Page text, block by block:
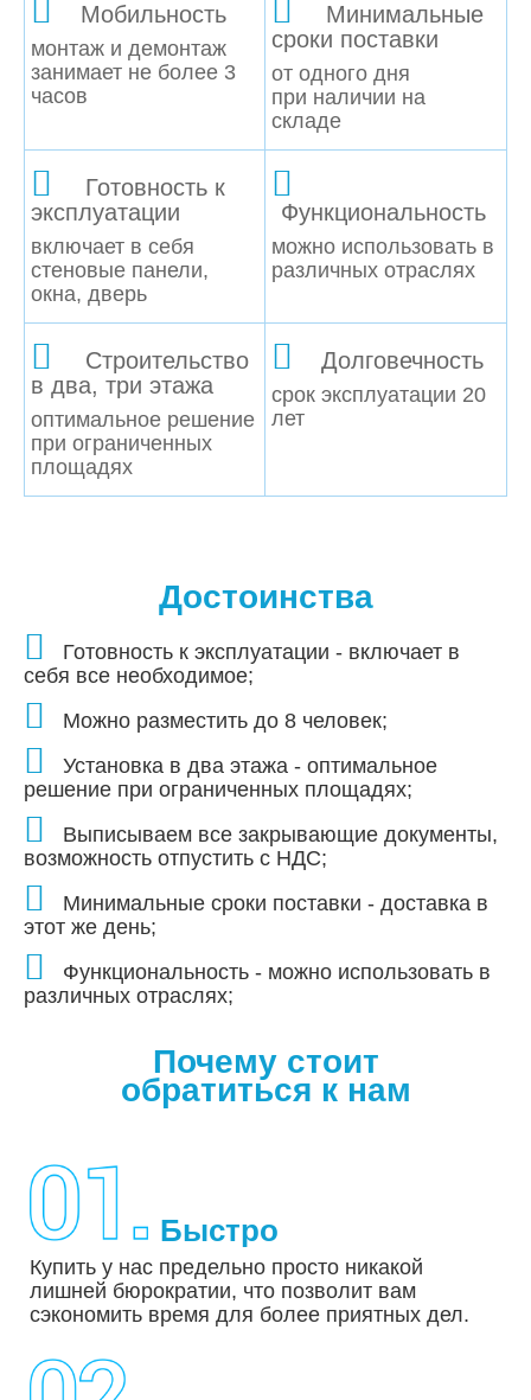
Мобильность
монтаж и демонтаж
занимает не более 3
часов
Минимальные
сроки поставки
от одного дня
при наличии на
складе
Готовность к
эксплуатации
включает в себя
стеновые панели,
окна, дверь
Функциональность
можно использовать в
различных отраслях
Строительство
в два, три этажа
оптимальное решение
при ограниченных
площадях
Долговечность
срок эксплуатации 20
лет
Достоинства
Готовность к эксплуатации - включает в
себя все необходимое;
Можно разместить до 8 человек;
Установка в два этажа - оптимальное
решение при ограниченных площадях;
Выписываем все закрывающие документы,
возможность отпустить с НДС;
Минимальные сроки поставки - доставка в
этот же день;
Функциональность - можно использовать в
различных отраслях;
Почему стоит
обратиться к нам
Быстро
Купить у нас предельно просто никакой
лишней бюрократии, что позволит вам
сэкономить время для более приятных дел.